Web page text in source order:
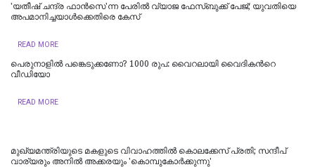
'യതീഷ് ചന്ദ്ര ഫാൻസെ'ന്ന പേരിൽ വ്യാജ ഫേസ്ബുക്ക് പേജ്; യുവതിയെ
അപമാനിച്ചയാൾക്കെതിരെ കേസ്
READ MORE
പെരുനാളില്‍ പങ്കെടുക്കണോ? 1000 രുപ: വൈറലായി വൈദികന്‍റെ
വീഡിയോ
READ MORE
മുഖ്യമന്ത്രിയുടെ മകളുടെ വിവാഹത്തില്‍ കൊലക്കേസ് പ്രതി; സന്ദീപ്
വാര്യരും അനില്‍ അക്കരയും 'കൊമ്പുകോർക്കുന്നു'